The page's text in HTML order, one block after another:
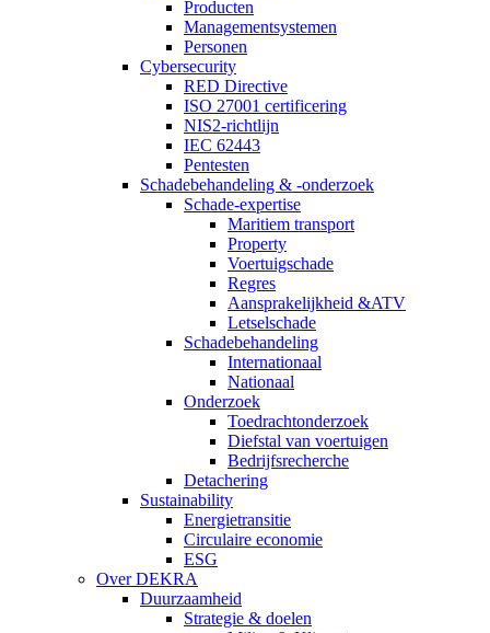
Producten
Managementsystemen
Personen
Cybersecurity
RED Directive
ISO 27001 certificering
NIS2-richtlijn
IEC 62443
Pentesten
Schadebehandeling & -onderzoek
Schade-expertise
Maritiem transport
Property
Voertuigschade
Regres
Aansprakelijkheid &ATV
Letselschade
Schadebehandeling
Internationaal
Nationaal
Onderzoek
Toedrachtonderzoek
Diefstal van voertuigen
Bedrijfsrecherche
Detachering
Sustainability
Energietransitie
Circulaire economie
ESG
Over DEKRA
Duurzaamheid
Strategie & doelen